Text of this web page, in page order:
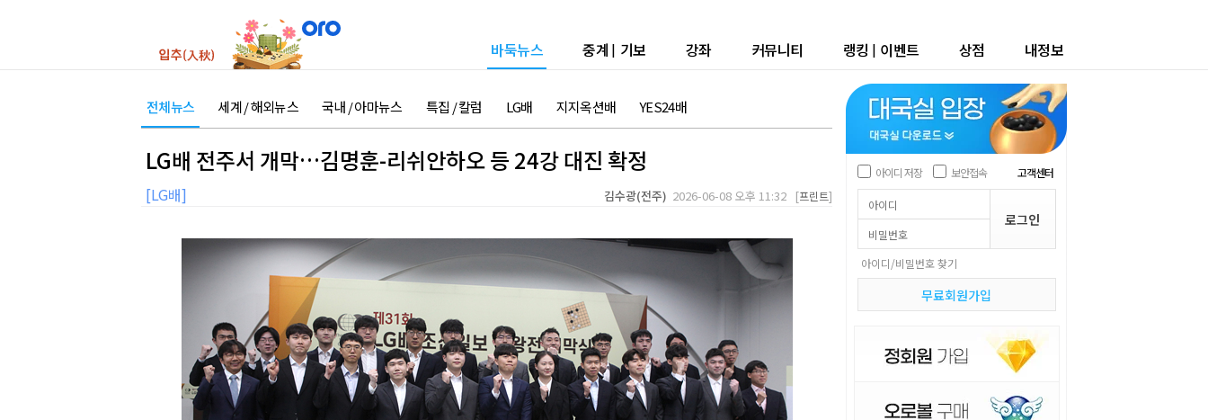
바둑뉴스 중계 | 기보 강좌 커뮤니티 랭킹 | 이벤트 상점 내정보
전체뉴스 세계 / 해외뉴스 국내 / 아마뉴스 특집 / 칼럼 LG배 지지옥션배 YES24배
LG배 전주서 개막…김명훈-리쉬안하오 등 24강 대진 확정
[LG배] 김수광(전주) 2026-06-08 오후 11:32 [프린트]
아이디 저장 보안접속 고객센터
아이디/비밀번호 찾기
무료회원가입